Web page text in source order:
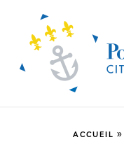
ACCUEIL »